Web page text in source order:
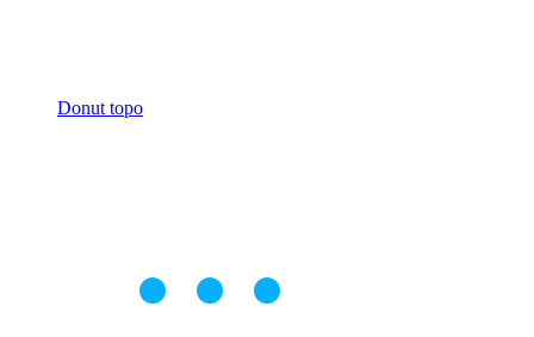
Donut topo